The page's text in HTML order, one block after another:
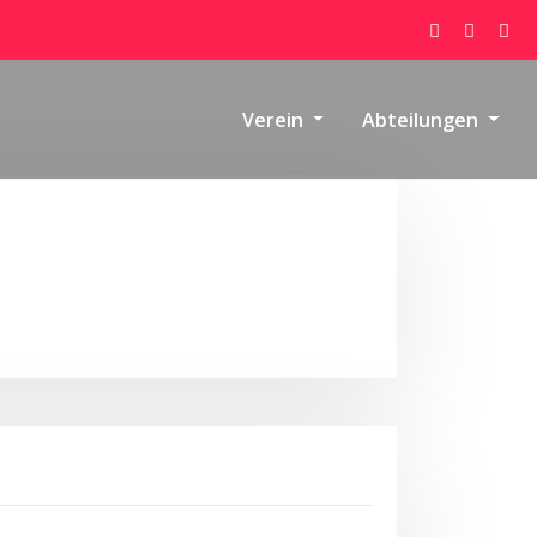
Verein Abteilungen